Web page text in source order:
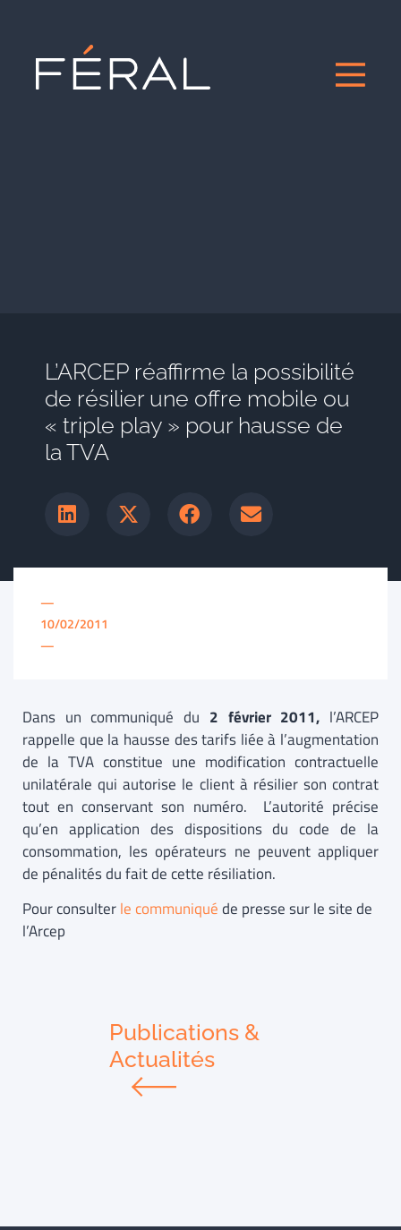
L’ARCEP réaffirme la possibilité
de résilier une offre mobile ou
« triple play » pour hausse de
la TVA
—
10/02/2011
—
Dans un communiqué du 2 février 2011, l’ARCEP
rappelle que la hausse des tarifs liée à l’augmentation
de la TVA constitue une modification contractuelle
unilatérale qui autorise le client à résilier son contrat
tout en conservant son numéro. L’autorité précise
qu’en application des dispositions du code de la
consommation, les opérateurs ne peuvent appliquer
de pénalités du fait de cette résiliation.
Pour consulterle communiquéde presse sur le site de
l’Arcep
Publications &
Actualités